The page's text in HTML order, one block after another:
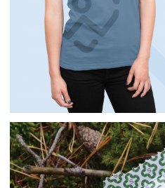
Логотипы
Упаковки
Фирменный стиль